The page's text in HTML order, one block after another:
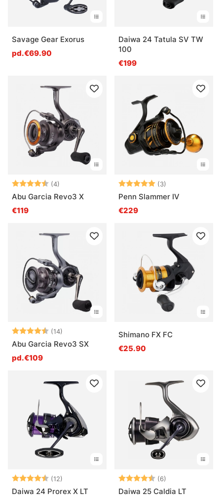
Qu’est-ce qu’un moulinet spinning ?
Qu’est-ce qu’un moulinet casting ?
Qu’est-ce qu’un moulinet résistant à la corrosion
Savage Gear Exorus
pd.€69.90
Daiwa 24 Tatula SV TW
100
€199
Note: (4)
Abu Garcia Revo3 X
€119
Note: (3)
Penn Slammer IV
€229
Note: (14)
Abu Garcia Revo3 SX
pd.€109
Shimano FX FC
€25.90
Note: (12)
4.3 sur 5 étoiles
Daiwa 24 Prorex X LT
Note: (6)
Daiwa 25 Caldia LT